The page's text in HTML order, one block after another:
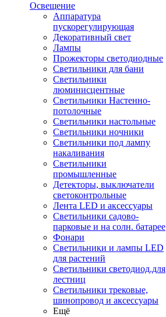
Освещение
Аппаратура
пускорегулирующая
Декоративный свет
Лампы
Прожекторы светодиодные
Светильники для бани
Светильники
люминисцентные
Светильники Настенно-
потолочные
Светильники настольные
Светильники ночники
Светильники под лампу
накаливания
Светильники
промышленные
Детекторы, выключатели
светоконтрольные
Лента LED и аксессуары
Светильники садово-
парковые и на солн. батарее
Фонари
Светильники и лампы LED
для растений
Светильники светодиод.для
лестниц
Светильники трековые,
шинопровод и аксессуары
Ещё